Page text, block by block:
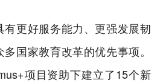
更好服务能力、更强发展韧
国家教育改革的优先事项。
项目资助下建立了15个新